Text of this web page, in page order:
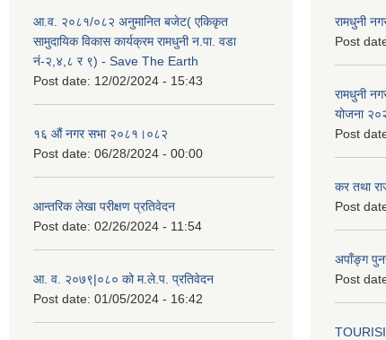
आ.व. २०८१/०८२ अनुमानित बजेट( एकिकृत
सामुदायिक विकास कार्यक्रम रामधुनी न.पा. वडा
नं-२,४,८ र ९) - Save The Earth
Post date: 12/02/2024 - 15:43
१६ औं नगर सभा २०८१।०८२
Post date: 06/28/2024 - 00:00
आन्तरिक लेखा परीक्षण प्रतिवेदन
Post date: 02/26/2024 - 11:54
आ. व. २०७९|०८० को म.ले.प. प्रतिवेदन
Post date: 01/05/2024 - 16:42
रामधुनी
Post
रामधुनी
योजना
Post
कर तथा
Post
अपाँङ्ग
Post